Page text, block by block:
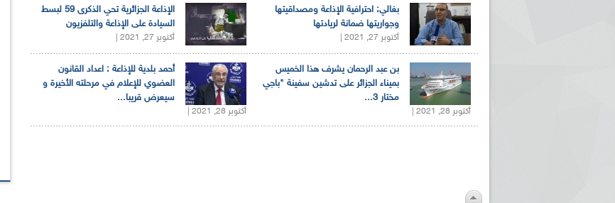
الإذاعة الجزائرية تحي الذكرى 59 لبسط
السيادة على الإذاعة والتلفزيون
أكتوبر 27, 2021 |
بغالي: احترافية الإذاعة ومصداقيتها
وجواريتها ضمانة لريادتها
أكتوبر 27, 2021 |
أحمد بلدية للإذاعة : اعداد القانون
العضوي للإعلام في مرحلته الأخيرة و
سيعرض قريبا...
أكتوبر 28, 2021 |
بن عبد الرحمان يشرف هذا الخميس
بميناء الجزائر على تدشين سفينة "باجي
مختار 3...
أكتوبر 28, 2021 |